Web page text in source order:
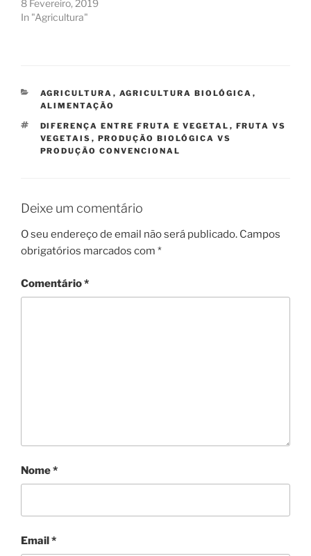
8 Fevereiro, 2019
In "Agricultura"
CATEGORIAS
AGRICULTURA , AGRICULTURA BIOLÓGICA ,
ALIMENTAÇÃO
ETIQUETAS
DIFERENÇA ENTRE FRUTA E VEGETAL , FRUTA VS
VEGETAIS , PRODUÇÃO BIOLÓGICA VS
PRODUÇÃO CONVENCIONAL
Deixe um comentário
O seu endereço de email não será publicado. Campos
obrigatórios marcados com *
Comentário*
Nome*
Email*